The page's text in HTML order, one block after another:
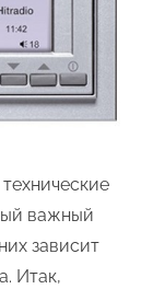
важный
зависит
Итак,